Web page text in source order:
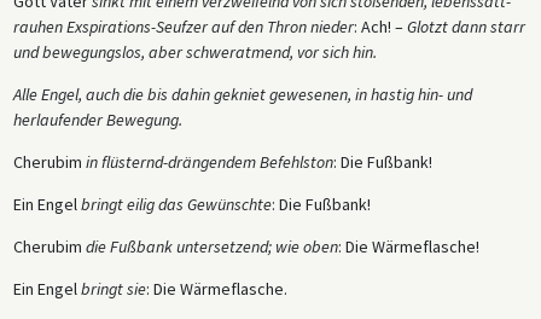
rauhen Exspirations-Seufzer auf den Thron nieder: Ach! –Glotzt dann starr
und bewegungslos, aber schweratmend, vor sich hin.
Alle Engel, auch die bis dahin gekniet gewesenen, in hastig hin- und
herlaufender Bewegung.
Cherubim in flüsternd-drängendem Befehlston: Die Fußbank!
Ein Engelbringt eilig das Gewünschte: Die Fußbank!
Cherubim die Fußbank untersetzend; wie oben: Die Wärmeflasche!
Ein Engelbringt sie: Die Wärmeflasche.